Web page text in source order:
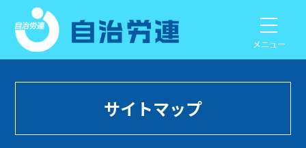
メニュー
サイトマップ